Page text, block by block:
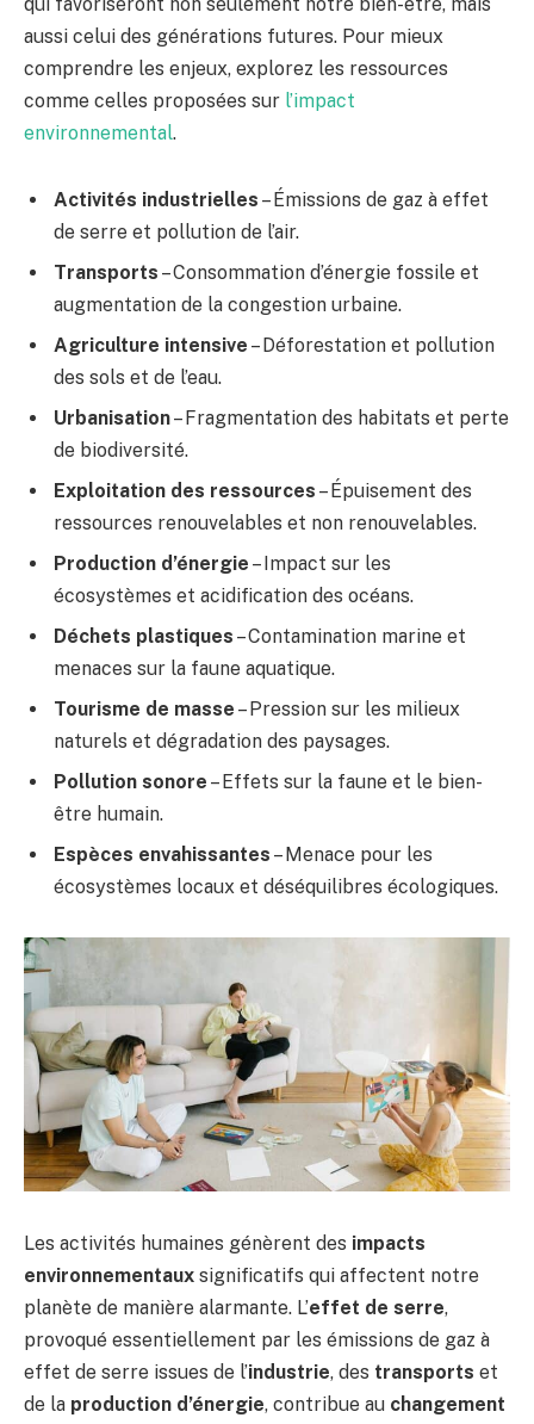
aussi celui des générations futures. Pour mieux
comprendre les enjeux, explorez les ressources
comme celles proposées sur l’impact
environnemental.
Activités industrielles – Émissions de gaz à effet
de serre et pollution de l’air.
Transports – Consommation d’énergie fossile et
augmentation de la congestion urbaine.
Agriculture intensive – Déforestation et pollution
des sols et de l’eau.
Urbanisation– Fragmentation des habitats et perte
de biodiversité.
Exploitation des ressources – Épuisement des
ressources renouvelables et non renouvelables.
Production d’énergie – Impact sur les
écosystèmes et acidification des océans.
Déchets plastiques – Contamination marine et
menaces sur la faune aquatique.
Tourisme de masse – Pression sur les milieux
naturels et dégradation des paysages.
Pollution sonore – Effets sur la faune et le bien-
être humain.
Espèces envahissantes – Menace pour les
écosystèmes locaux et déséquilibres écologiques.
Les activités humaines génèrent des impacts
environnementaux significatifs qui affectent notre
planète de manière alarmante. L’effet de serre,
provoqué essentiellement par les émissions de gaz à
effet de serre issues de l’industrie, des transports et
de la production d’énergie, contribue au changement